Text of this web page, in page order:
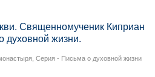
Священномученик Киприан
духовной жизни.
Серия - Письма о духовной жизни